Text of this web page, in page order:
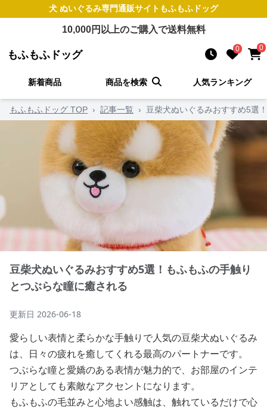
犬 ぬいぐるみ専門通販サイト もふもふドッグ
10,000円以上のご購入で送料無料
もふもふドッグ 0 0
新着商品 商品を検索 人気ランキング
もふもふドッグ TOP › 記事一覧 › 豆柴犬ぬいぐるみおすすめ5選
豆柴犬ぬいぐるみおすすめ5選！もふもふの手触り
とつぶらな瞳に癒される
更新日 2026-06-18
愛らしい表情と柔らかな手触りで人気の豆柴犬ぬいぐるみ
は、日々の疲れを癒してくれる最高のパートナーです。
つぶらな瞳と愛嬌のある表情が魅力的で、お部屋のインテ
リアとしても素敵なアクセントになります。
もふもふの毛並みと心地よい感触は、触れているだけで心